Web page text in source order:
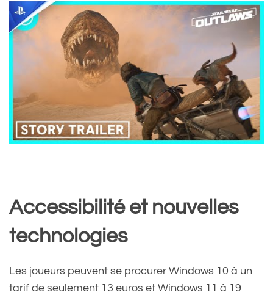
Accessibilité et nouvelles
technologies
Les joueurs peuvent se procurer Windows 10 à un
tarif de seulement 13 euros et Windows 11 à 19